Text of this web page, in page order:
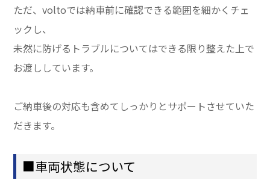
ただ、voltoでは納車前に確認できる範囲を細かくチェ
ックし、
未然に防げるトラブルについてはできる限り整えた上で
お渡ししています。
ご納車後の対応も含めてしっかりとサポートさせていた
だきます。
■車両状態について